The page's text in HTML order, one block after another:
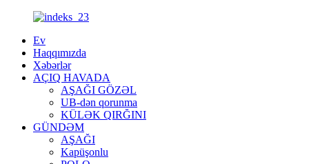
Ev
Haqqımızda
Xəbərlər
AÇIQ HAVADA
AŞAĞI GÖZƏL
UB-dən qorunma
KÜLƏK QIRĞINI
GÜNDƏM
AŞAĞI
Kapüşonlu